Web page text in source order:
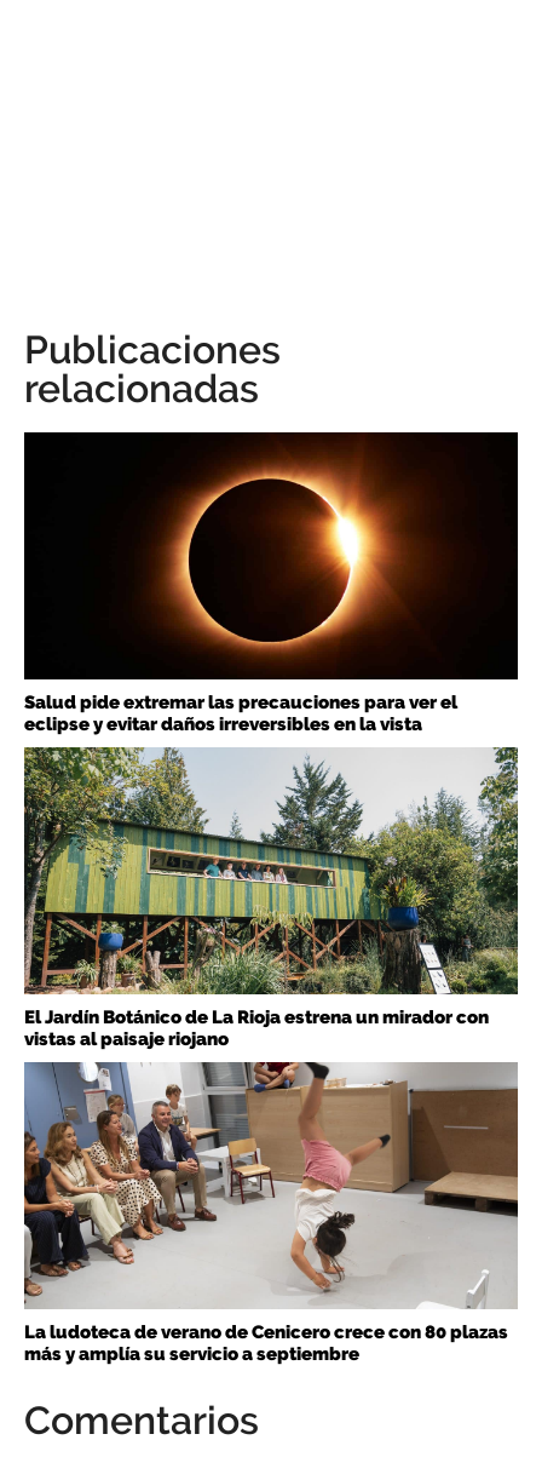
Publicaciones
relacionadas
Salud pide extremar las precauciones para ver el
eclipse y evitar daños irreversibles en la vista
El Jardín Botánico de La Rioja estrena un mirador con
vistas al paisaje riojano
La ludoteca de verano de Cenicero crece con 80 plazas
más y amplía su servicio a septiembre
Comentarios